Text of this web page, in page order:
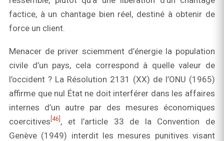
factice, à un chantage bien réel, destiné à obtenir de
force un client.
Menacer de priver sciemment d’énergie la population
civile d’un pays, cela correspond à quelle valeur de
l’occident ? La Résolution 2131 (XX) de l’ONU (1965)
affirme que nul État ne doit interférer dans les affaires
internes d’un autre par des mesures économiques
coercitives [46] , et l’article 33 de la Convention de
Genève (1949) interdit les mesures punitives visant